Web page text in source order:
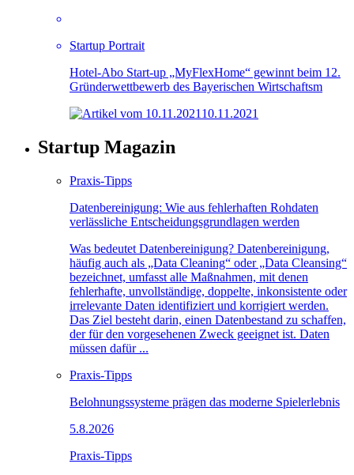
Startup Portrait
Hotel-Abo Start-up „MyFlexHome“ gewinnt beim 12.
Gründerwettbewerb des Bayerischen Wirtschaftsm
10.11.2021
Startup Magazin
Praxis-Tipps
Datenbereinigung: Wie aus fehlerhaften Rohdaten
verlässliche Entscheidungsgrundlagen werden
Was bedeutet Datenbereinigung? Datenbereinigung,
häufig auch als „Data Cleaning“ oder „Data Cleansing“
bezeichnet, umfasst alle Maßnahmen, mit denen
fehlerhafte, unvollständige, doppelte, inkonsistente oder
irrelevante Daten identifiziert und korrigiert werden.
Das Ziel besteht darin, einen Datenbestand zu schaffen,
der für den vorgesehenen Zweck geeignet ist. Daten
müssen dafür ...
Praxis-Tipps
Belohnungssysteme prägen das moderne Spielerlebnis
5.8.2026
Praxis-Tipps